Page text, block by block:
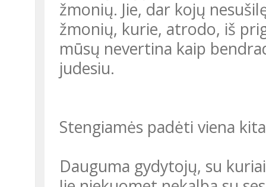
žmonių. Jie, dar kojų
žmonių, kurie, atrodo, iš
mūsų nevertina kaip
judesiu.
Stengiamės padėti viena
Dauguma gydytojų, su